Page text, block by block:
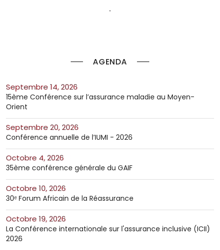
AGENDA
septembre 14, 2026
15ème Conférence sur l’assurance maladie au Moyen-
Orient
septembre 20, 2026
Conférence annuelle de l’IUMI - 2026
octobre 4, 2026
35ème conférence générale du GAIF
octobre 10, 2026
30ᵉ Forum Africain de la Réassurance
octobre 19, 2026
La Conférence internationale sur l'assurance inclusive (ICII)
2026